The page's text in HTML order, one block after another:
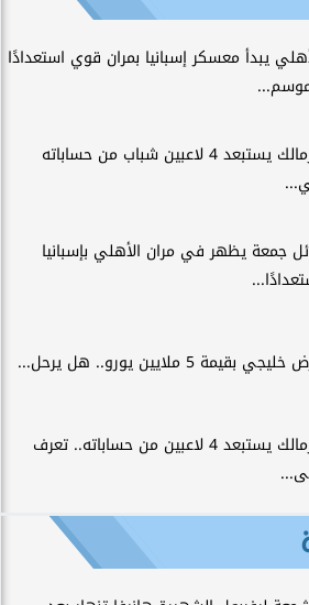
يبدأ معسكر إسبانيا بمران قوي استعدادًا
الزمالك يستبعد 4 لاعبين شباب من حساباته
جمعة يظهر في مران الأهلي بإسبانيا
بقيمة 5 ملايين يورو.. هل يرحل...
الزمالك يستبعد 4 لاعبين من حساباته.. تعرف